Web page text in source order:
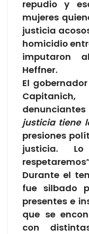
repudio y
mujeres
justicia
homicidio
imputaron
Heffner.
El
justicia tiene
presiones
justicia.
Durante el
fue silbado
presentes e
que se
con